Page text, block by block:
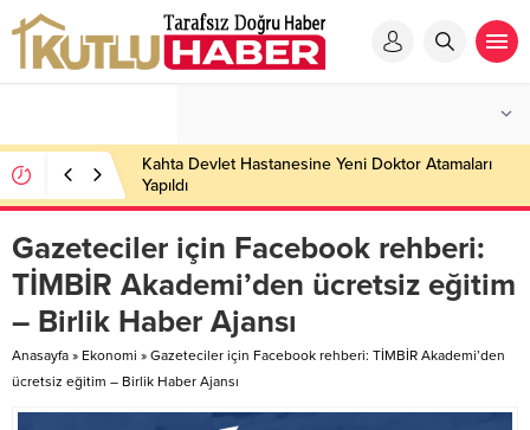
Kahta Devlet Hastanesine Yeni Doktor Atamaları
Yapıldı
Gazeteciler için Facebook rehberi:
TİMBİR Akademi’den ücretsiz eğitim
– Birlik Haber Ajansı
Anasayfa » Ekonomi » Gazeteciler için Facebook rehberi: TİMBİR Akademi’den
ücretsiz eğitim – Birlik Haber Ajansı